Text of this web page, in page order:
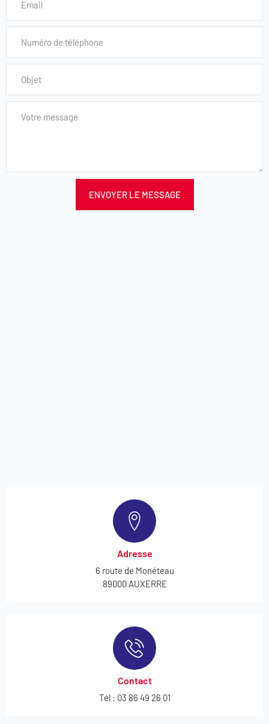
ENVOYER LE MESSAGE
Adresse
6 route de Monéteau
89000 AUXERRE
Contact
Tél : 03 86 49 26 01